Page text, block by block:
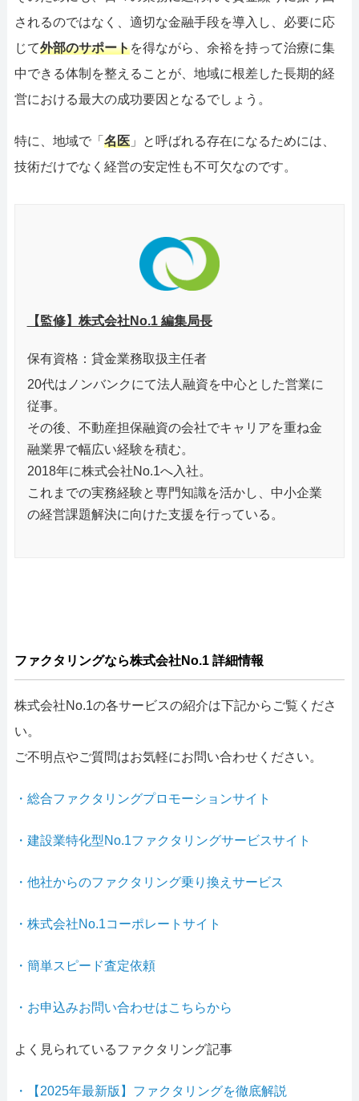
されるのではなく、適切な金融手段を導入し、必要に応
じて外部のサポートを得ながら、余裕を持って治療に集
中できる体制を整えることが、地域に根差した長期的経
営における最大の成功要因となるでしょう。
特に、地域で「 名医」と呼ばれる存在になるためには、
技術だけでなく経営の安定性も不可欠なのです。
【監修】株式会社No.1 編集局長
保有資格：貸金業務取扱主任者
20代はノンバンクにて法人融資を中心とした営業に
従事。
その後、不動産担保融資の会社でキャリアを重ね金
融業界で幅広い経験を積む。
2018年に株式会社No.1へ入社。
これまでの実務経験と専門知識を活かし、中小企業
の経営課題解決に向けた支援を行っている。
ファクタリングなら株式会社No.1 詳細情報
株式会社No.1の各サービスの紹介は下記からご覧くださ
い。
ご不明点やご質問はお気軽にお問い合わせください。
・総合ファクタリングプロモーションサイト
・建設業特化型No.1ファクタリングサービスサイト
・他社からのファクタリング乗り換えサービス
・株式会社No.1コーポレートサイト
・簡単スピード査定依頼
・お申込みお問い合わせはこちらから
よく見られているファクタリング記事
・【2025年最新版】ファクタリングを徹底解説